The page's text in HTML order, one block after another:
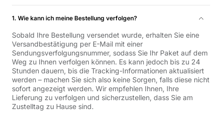
1. Wie kann ich meine Bestellung verfolgen?
Sobald Ihre Bestellung versendet wurde, erhalten Sie eine
Versandbestätigung per E-Mail mit einer
Sendungsverfolgungsnummer, sodass Sie Ihr Paket auf dem
Weg zu Ihnen verfolgen können. Es kann jedoch bis zu 24
Stunden dauern, bis die Tracking-Informationen aktualisiert
werden – machen Sie sich also keine Sorgen, falls diese nicht
sofort angezeigt werden. Wir empfehlen Ihnen, Ihre
Lieferung zu verfolgen und sicherzustellen, dass Sie am
Zustelltag zu Hause sind.